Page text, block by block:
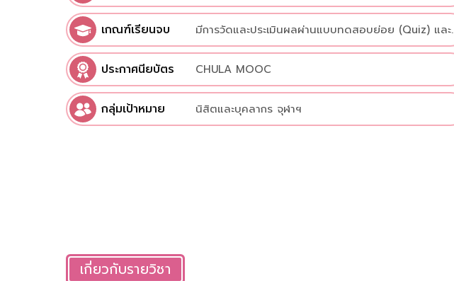
เกณฑ์เรียนจบ
มีการวัดและประเมินผลผ่านแบบทดสอบย่อย (Quiz) และ
แบบทดสอบหลังเรียน (Posttest) โดยจะแบ่งเป็นคะแนน
จาก Quiz เท่ากับ 50 คะแนน และคะแนนจาก Posttest
เท่ากับ 50 คะแนน ทั้งนี้ผู้เรียนต้องทำคะแนนรวมทั้งหมดให้
ประกาศนียบัตร CHULA MOOC
กลุ่มเป้าหมาย นิสิตและบุคลากร จุฬาฯ
เกี่ยวกับรายวิชา